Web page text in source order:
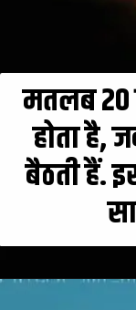
मतलब
होता है,
बैठती हैं.